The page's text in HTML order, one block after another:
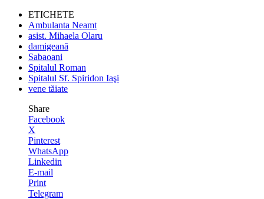
ETICHETE
Ambulanta Neamt
asist. Mihaela Olaru
damigeană
Sabaoani
Spitalul Roman
Spitalul Sf. Spiridon Iaşi
vene tăiate
Share
Facebook
X
Pinterest
WhatsApp
Linkedin
E-mail
Print
Telegram